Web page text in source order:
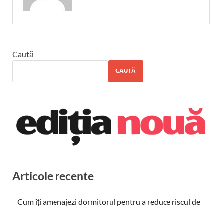
Caută
CAUTĂ
Articole recente
Cum îți amenajezi dormitorul pentru a reduce riscul de